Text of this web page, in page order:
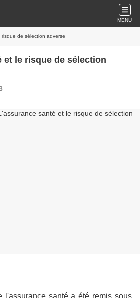
MENU
de sélection adverse
et le risque de sélection
l'assurance santé a été remis sous